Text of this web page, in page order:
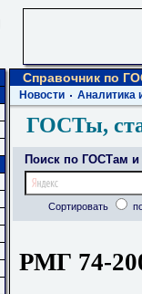
Справочник по
Новости Аналитика
ГОСТы,
Поиск по ГОСТам и
Сортировать
РМГ 74-